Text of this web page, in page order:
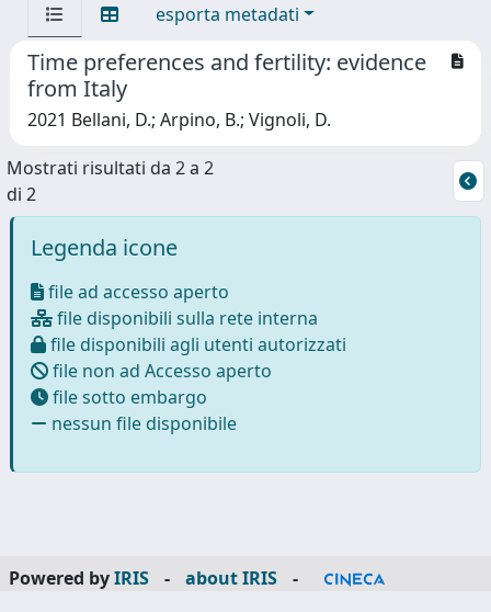
esporta metadati
Time preferences and fertility: evidence
from Italy
2021 Bellani, D.; Arpino, B.; Vignoli, D.
Mostrati risultati da 2 a 2
di 2
Legenda icone
file ad accesso aperto
file disponibili sulla rete interna
file disponibili agli utenti autorizzati
file non ad Accesso aperto
file sotto embargo
nessun file disponibile
Powered byIRIS - about IRIS
-